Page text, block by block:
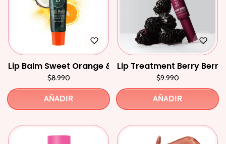
Lip Balm Sweet Orange & Coconut
$8.990
AÑADIR
Lip Treatment Berry Berry
$9.990
AÑADIR